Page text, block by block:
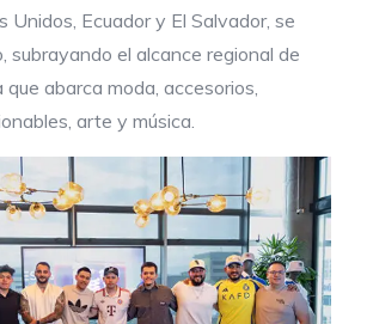
Unidos, Ecuador y El Salvador, se
subrayando el alcance regional de
abarca moda, accesorios,
arte y música.